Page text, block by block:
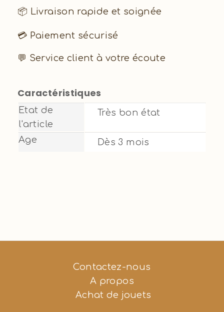
📦 Livraison rapide et soignée
💳 Paiement sécurisé
💬 Service client à votre écoute
Caractéristiques
Etat de
l'article
Très bon état
Age Dès 3 mois
Contactez-nous
A propos
Achat de jouets